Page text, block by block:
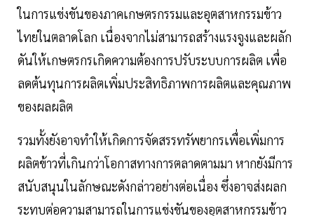
ในการแข่งขันของภาคเกษตรกรรมและอุตสาหกรรมข้าว
ไทยในตลาดโลก เนื่องจากไม่สามารถสร้างแรงจูงและผลัก
ดันให้เกษตรกรเกิดความต้องการปรับระบบการผลิต เพื่อ
ลดต้นทุนการผลิตเพิ่มประสิทธิภาพการผลิตและคุณภาพ
ของผลผลิต
รวมทั้งยังอาจทำให้เกิดการจัดสรรทรัพยากรเพื่อเพิ่มการ
ผลิตข้าวที่เกินกว่าโอกาสทางการตลาดตามมา หากยังมีการ
สนับสนุนในลักษณะดังกล่าวอย่างต่อเนื่อง ซึ่งอาจส่งผลก
ระทบต่อความสามารถในการแข่งขันของอุตสาหกรรมข้าว